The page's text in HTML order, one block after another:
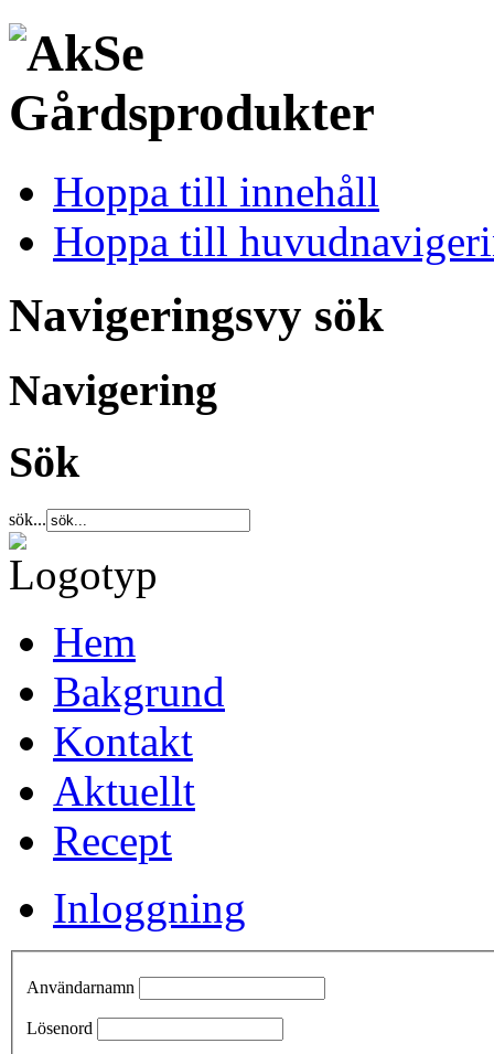
Hoppa till innehåll
Hoppa till
Navigeringsvy sök
Navigering
Sök
sök...
Hem
Bakgrund
Kontakt
Aktuellt
Recept
Inloggning
Användarnamn
Lösenord